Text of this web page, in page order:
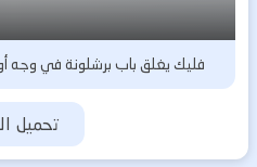
فليك يغلق باب برشلونة في وجه
تحميل